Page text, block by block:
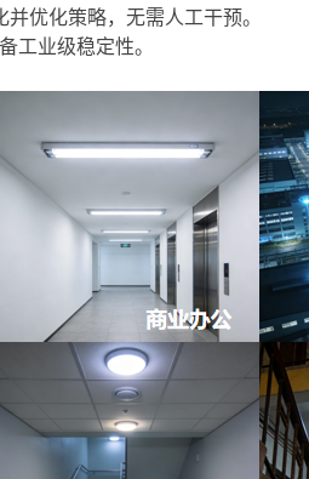
优化策略，无需人工干预。
工业级稳定性。